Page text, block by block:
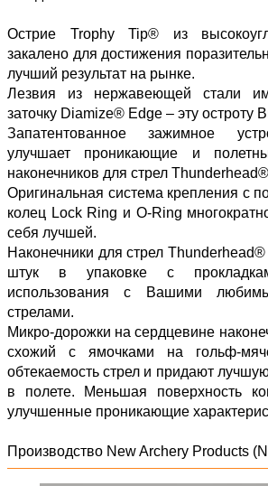
Острие Trophy Tip® из
закалено для достижения
лучший результат на рынке.
Лезвия из нержавеющей стали
заточку Diamize® Edge – эту остроту
Запатентованное зажимное
улучшает проникающие и
наконечников для стрел
Оригинальная система крепления с
колец Lock Ring и O-Ring
себя лучшей.
Наконечники для стрел
штук в упаковке с
использования с Вашими
стрелами.
Микро-дорожки на сердцевине
схожий с ямочками на гольф-
обтекаемость стрел и придают
в полете. Меньшая поверхность
улучшенные проникающие
Производство New Archery Products